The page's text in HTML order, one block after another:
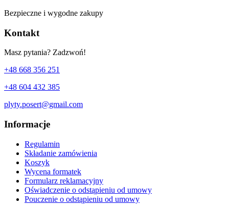
Bezpieczne i wygodne zakupy
Kontakt
Masz pytania? Zadzwoń!
+48 668 356 251
+48 604 432 385
plyty.posert@gmail.com
Informacje
Regulamin
Składanie zamówienia
Koszyk
Wycena formatek
Formularz reklamacyjny
Oświadczenie o odstąpieniu od umowy
Pouczenie o odstąpieniu od umowy